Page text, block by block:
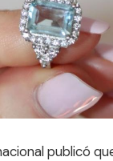
publicó